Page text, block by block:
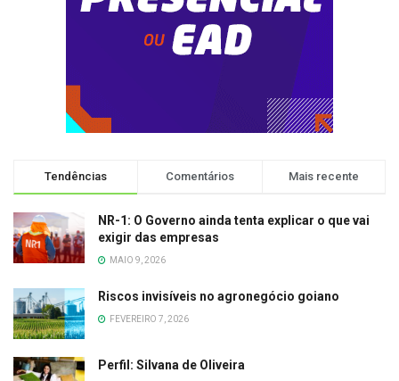
Tendências Comentários Mais recente
NR-1: O Governo ainda tenta explicar o que vai
exigir das empresas
MAIO 9, 2026
Riscos invisíveis no agronegócio goiano
FEVEREIRO 7, 2026
Perfil: Silvana de Oliveira